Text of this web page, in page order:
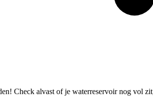
Check alvast of je waterreservoir nog vol